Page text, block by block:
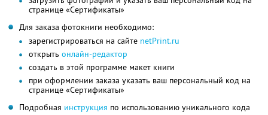
странице «Сертификаты»
Для заказа фотокниги необходимо:
зарегистрироваться на сайте netPrint.ru
открыть онлайн-редактор
создать в этой программе макет книги
при оформлении заказа указать ваш персональный код на
странице «Сертификаты»
Подробная инструкция по использованию уникального кода